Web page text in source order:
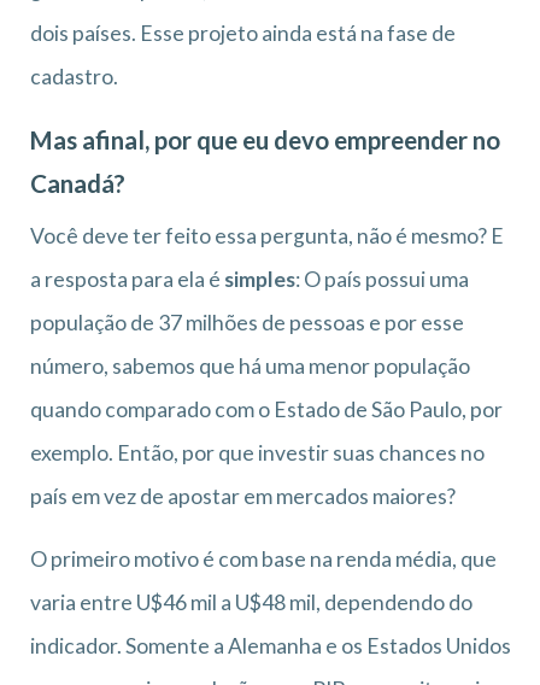
dois países. Esse projeto ainda está na fase de
cadastro.
Mas afinal, por que eu devo empreender no
Canadá?
Você deve ter feito essa pergunta, não é mesmo? E
a resposta para ela é simples: O país possui uma
população de 37 milhões de pessoas e por esse
número, sabemos que há uma menor população
quando comparado com o Estado de São Paulo, por
exemplo. Então, por que investir suas chances no
país em vez de apostar em mercados maiores?
O primeiro motivo é com base na renda média, que
varia entre U$46 mil a U$48 mil, dependendo do
indicador. Somente a Alemanha e os Estados Unidos